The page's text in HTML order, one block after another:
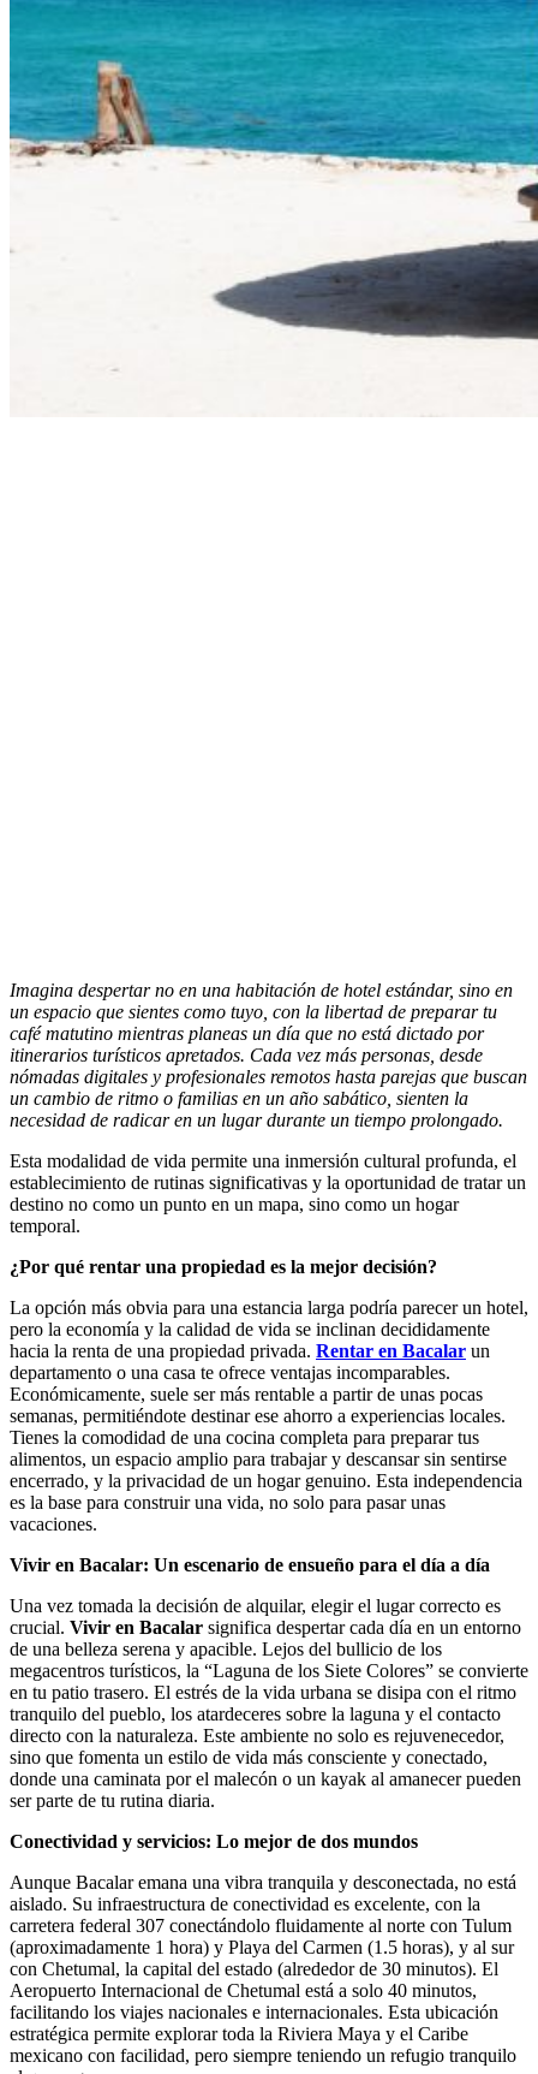
Imagina despertar no en una habitación de hotel estándar, sino en
un espacio que sientes como tuyo, con la libertad de preparar tu
café matutino mientras planeas un día que no está dictado por
itinerarios turísticos apretados. Cada vez más personas, desde
nómadas digitales y profesionales remotos hasta parejas que buscan
un cambio de ritmo o familias en un año sabático, sienten la
necesidad de radicar en un lugar durante un tiempo prolongado.
Esta modalidad de vida permite una inmersión cultural profunda, el
establecimiento de rutinas significativas y la oportunidad de tratar un
destino no como un punto en un mapa, sino como un hogar
temporal.
¿Por qué rentar una propiedad es la mejor decisión?
La opción más obvia para una estancia larga podría parecer un hotel,
pero la economía y la calidad de vida se inclinan decididamente
hacia la renta de una propiedad privada. Rentar en Bacalar un
departamento o una casa te ofrece ventajas incomparables.
Económicamente, suele ser más rentable a partir de unas pocas
semanas, permitiéndote destinar ese ahorro a experiencias locales.
Tienes la comodidad de una cocina completa para preparar tus
alimentos, un espacio amplio para trabajar y descansar sin sentirse
encerrado, y la privacidad de un hogar genuino. Esta independencia
es la base para construir una vida, no solo para pasar unas
vacaciones.
Vivir en Bacalar: Un escenario de ensueño para el día a día
Una vez tomada la decisión de alquilar, elegir el lugar correcto es
crucial. Vivir en Bacalar significa despertar cada día en un entorno
de una belleza serena y apacible. Lejos del bullicio de los
megacentros turísticos, la “Laguna de los Siete Colores” se convierte
en tu patio trasero. El estrés de la vida urbana se disipa con el ritmo
tranquilo del pueblo, los atardeceres sobre la laguna y el contacto
directo con la naturaleza. Este ambiente no solo es rejuvenecedor,
sino que fomenta un estilo de vida más consciente y conectado,
donde una caminata por el malecón o un kayak al amanecer pueden
ser parte de tu rutina diaria.
Conectividad y servicios: Lo mejor de dos mundos
Aunque Bacalar emana una vibra tranquila y desconectada, no está
aislado. Su infraestructura de conectividad es excelente, con la
carretera federal 307 conectándolo fluidamente al norte con Tulum
(aproximadamente 1 hora) y Playa del Carmen (1.5 horas), y al sur
con Chetumal, la capital del estado (alrededor de 30 minutos). El
Aeropuerto Internacional de Chetumal está a solo 40 minutos,
facilitando los viajes nacionales e internacionales. Esta ubicación
estratégica permite explorar toda la Riviera Maya y el Caribe
mexicano con facilidad, pero siempre teniendo un refugio tranquilo